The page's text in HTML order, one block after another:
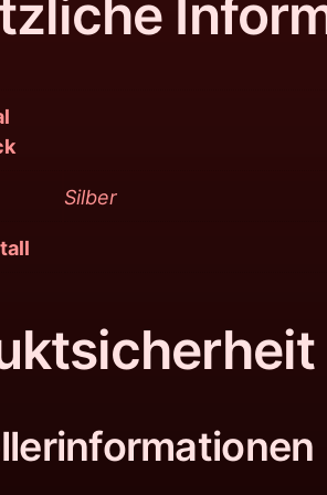
Silber